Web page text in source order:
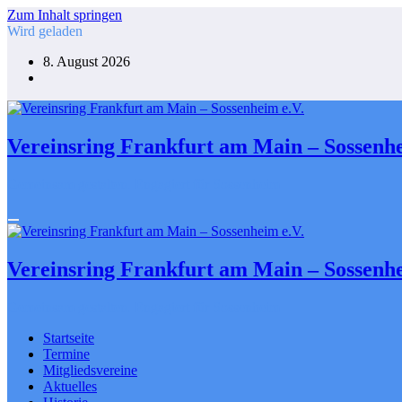
Zum Inhalt springen
Wird geladen
8. August 2026
Vereinsring Frankfurt am Main –
Vereinsring Frankfurt am Main –
Startseite
Termine
Mitgliedsvereine
Aktuelles